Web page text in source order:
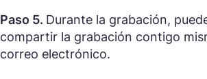
Paso 5. Durante la grabación,
compartir la grabación contigo
correo electrónico.